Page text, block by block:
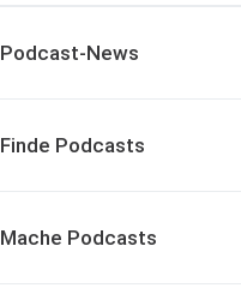
Podcast-News
Finde Podcasts
Mache Podcasts